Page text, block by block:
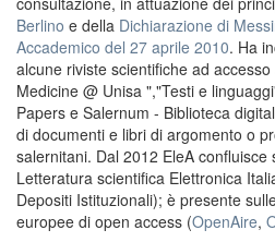
Berlino e della Dichiarazione di
Accademico del 27 aprile 2010. Ha
alcune riviste scientifiche ad
Medicine @ Unisa ","Testi e
Papers e Salernum - Biblioteca
di documenti e libri di argomento o
salernitani. Dal 2012 EleA
Letteratura scientifica Elettronica
Depositi Istituzionali); è presente
europee di open access (OpenAire,